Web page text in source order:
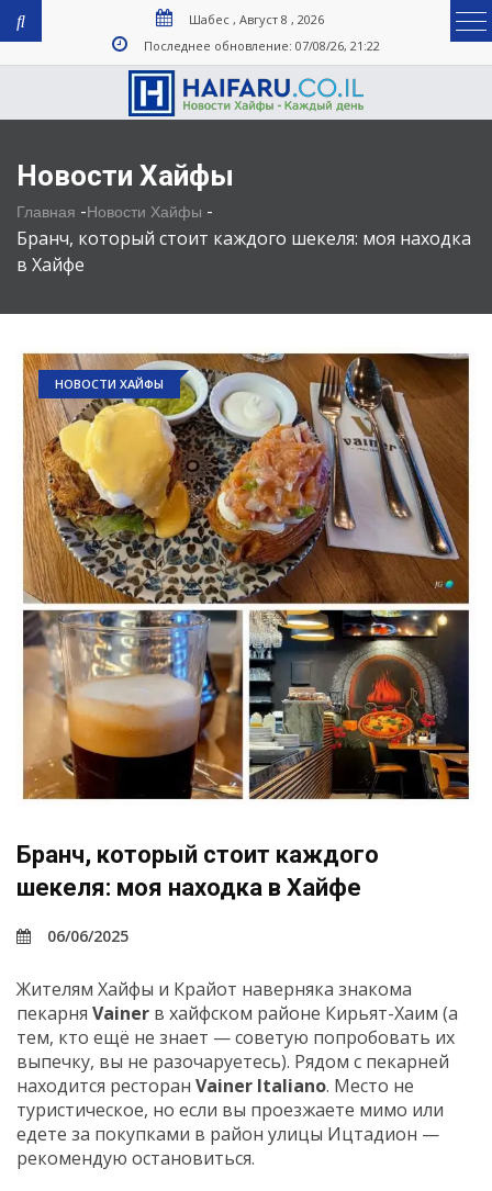
Шабес , Август 8 , 2026
Последнее обновление: 07/08/26, 21:22
Новости Хайфы
Главная -Новости Хайфы -
Бранч, который стоит каждого шекеля: моя находка
в Хайфе
НОВОСТИ ХАЙФЫ
Бранч, который стоит каждого
шекеля: моя находка в Хайфе
06/06/2025
Жителям Хайфы и Крайот наверняка знакома
пекарня Vainer в хайфском районе Кирьят-Хаим (а
тем, кто ещё не знает — советую попробовать их
выпечку, вы не разочаруетесь). Рядом с пекарней
находится ресторан Vainer Italiano. Место не
туристическое, но если вы проезжаете мимо или
едете за покупками в район улицы Ицтадион —
рекомендую остановиться.